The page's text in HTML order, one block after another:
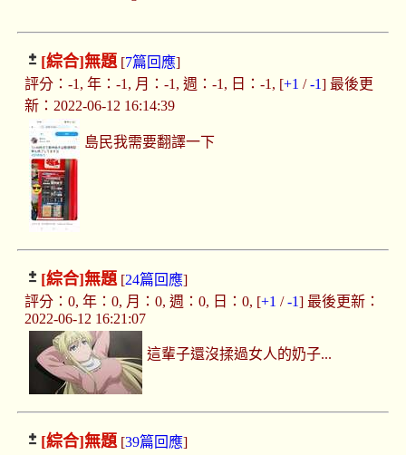
[綜合]無題[7篇回應]
評分：-1, 年：-1, 月：-1, 週：-1, 日：-1, [+1 /-1] 最後更
新：2022-06-12 16:14:39
島民我需要翻譯一下
[綜合]無題[24篇回應]
評分：0, 年：0, 月：0, 週：0, 日：0, [+1 /-1] 最後更新：
2022-06-12 16:21:07
這輩子還沒揉過女人的奶子...
[綜合]無題[39篇回應]